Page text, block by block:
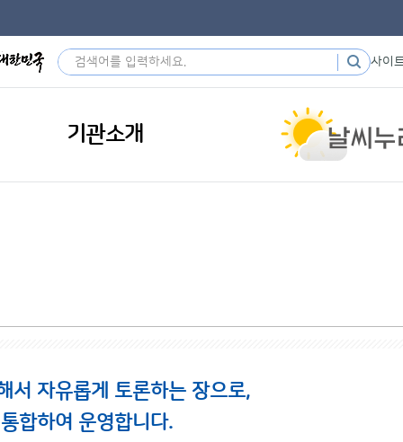
사이
기관소개
서 자유롭게 토론하는 장으로,
합하여 운영합니다.